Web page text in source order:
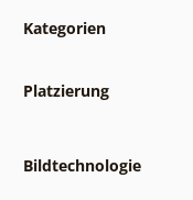
Kategorien
Platzierung
Bildtechnologie